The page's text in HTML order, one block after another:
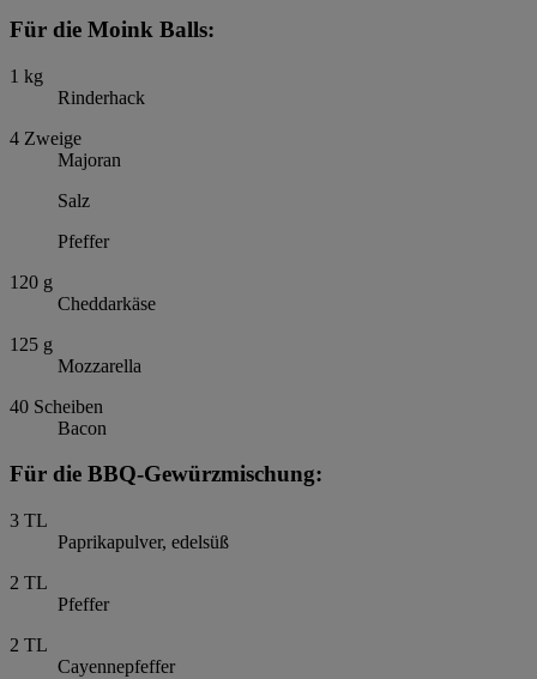
Für die Moink Balls:
1 kg
Rinderhack
4 Zweige
Majoran
Salz
Pfeffer
120 g
Cheddarkäse
125 g
Mozzarella
40 Scheiben
Bacon
Für die BBQ-Gewürzmischung:
3 TL
Paprikapulver, edelsüß
2 TL
Pfeffer
2 TL
Cayennepfeffer